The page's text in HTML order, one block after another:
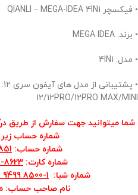
• فیکسچر QIANLI – MEGA-IDEA 4IN1
• برند: MEGA IDEA
• مدل: 4IN1
• پشتیبانی از مدل های آیفون سری 12:
12/12PRO/12PRO MAX/MINI
شما میتوانید جهت سفارش از طریق
شماره حساب زیر
شماره حساب:
شماره کارت: 8623-1938-2913-5022
شماره شبا:
9499 8500-1
نام صاحب حساب: